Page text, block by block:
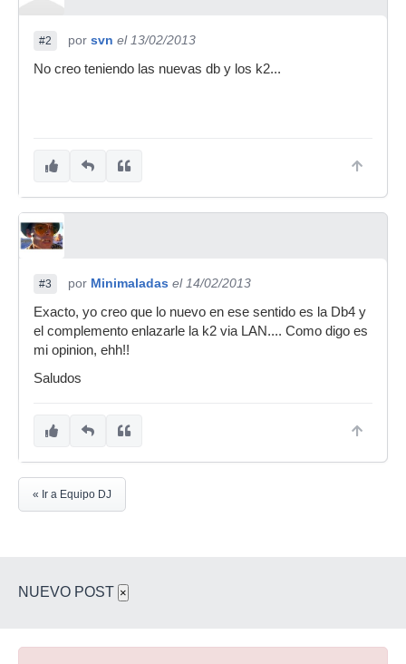
#2 por svn el 13/02/2013
No creo teniendo las nuevas db y los k2...
#3 por Minimaladas el 14/02/2013
Exacto, yo creo que lo nuevo en ese sentido es la Db4 y
el complemento enlazarle la k2 via LAN.... Como digo es
mi opinion, ehh!!
Saludos
« Ir a Equipo DJ
NUEVO POST ×